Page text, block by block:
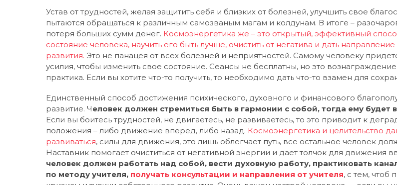
Устав от трудностей, желая защитить себя и близких от болезней, улучшить свое
пытаются обращаться к различным самозваным магам и колдунам. В итоге –
потеря больших сумм денег. Космоэнергетика же – это открытый, эффективный
состояние человека, научить его быть лучше, очистить от негатива и дать
развития. Это не панацея от всех болезней и неприятностей. Самому человеку
усилия, чтобы изменить свое состояние. Сеансы не бесплатны, но это вознаграждение
практика. Если вы хотите что-то получить, то необходимо дать что-то взамен для
Единственный способ достижения психического, духовного и финансового
развитие. Человек должен стремиться быть в гармонии с собой, тогда ему будет
Если вы боитесь трудностей, не двигаетесь, не развиваетесь, то это приводит к
положения – либо движение вперед, либо назад. Космоэнергетика и целительство
развиваться, силы для движения, это лишь облегчает путь, все остальное человек
Наставник помогает очиститься от негативной энергии и дает толчок для движения
человек должен работать над собой, вести духовную работу, практиковать
по методу учителя, получать консультации и направления от учителя, с тем, чтоб